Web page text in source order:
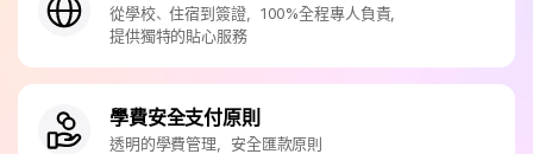
從學校、住宿到簽證，100%全程專人負責，
提供獨特的貼心服務
學費安全支付原則
透明的學費管理，安全匯款原則